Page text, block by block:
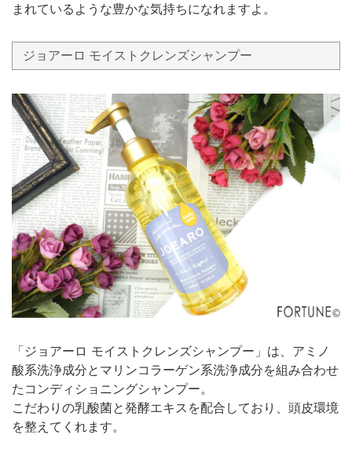
まれているような豊かな気持ちになれますよ。
ジョアーロ モイストクレンズシャンプー
「ジョアーロ モイストクレンズシャンプー」は、アミノ
酸系洗浄成分とマリンコラーゲン系洗浄成分を組み合わせ
たコンディショニングシャンプー。
こだわりの乳酸菌と発酵エキスを配合しており、頭皮環境
を整えてくれます。